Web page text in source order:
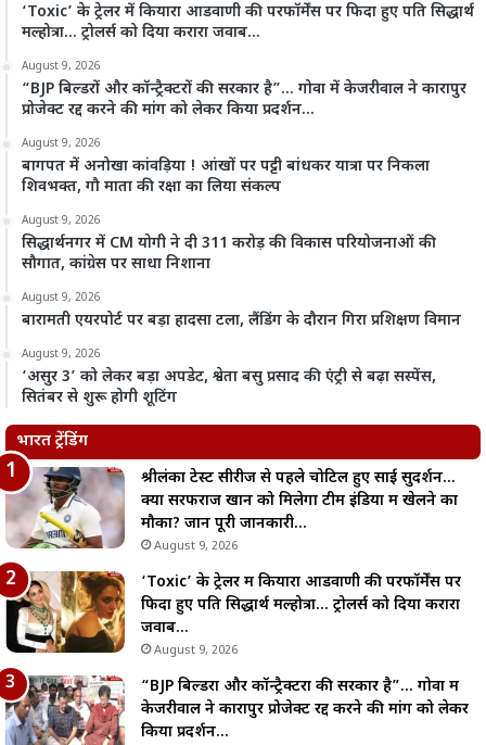
‘Toxic’ के ट्रेलर में कियारा आडवाणी की परफॉर्मेंस पर फिदा हुए पति सिद्धार्थ
मल्होत्रा… ट्रोलर्स को दिया करारा जवाब…
August 9, 2026
“BJP बिल्डरों और कॉन्ट्रैक्टरों की सरकार है”… गोवा में केजरीवाल ने कारापुर
प्रोजेक्ट रद्द करने की मांग को लेकर किया प्रदर्शन…
August 9, 2026
बागपत में अनोखा कांवड़िया ! आंखों पर पट्टी बांधकर यात्रा पर निकला
शिवभक्त, गौ माता की रक्षा का लिया संकल्प
August 9, 2026
सिद्धार्थनगर में CM योगी ने दी 311 करोड़ की विकास परियोजनाओं की
सौगात, कांग्रेस पर साधा निशाना
August 9, 2026
बारामती एयरपोर्ट पर बड़ा हादसा टला, लैंडिंग के दौरान गिरा प्रशिक्षण विमान
August 9, 2026
‘असुर 3’ को लेकर बड़ा अपडेट, श्वेता बसु प्रसाद की एंट्री से बढ़ा सस्पेंस,
सितंबर से शुरू होगी शूटिंग
भारत ट्रेंडिंग
श्रीलंका टेस्ट सीरीज से पहले चोटिल हुए साई सुदर्शन…
क्या सरफराज खान को मिलेगा टीम इंडिया में खेलने का
मौका? जानें पूरी जानकारी…
August 9, 2026
‘Toxic’ के ट्रेलर में कियारा आडवाणी की परफॉर्मेंस पर
फिदा हुए पति सिद्धार्थ मल्होत्रा… ट्रोलर्स को दिया करारा
जवाब…
August 9, 2026
“BJP बिल्डरों और कॉन्ट्रैक्टरों की सरकार है”… गोवा में
केजरीवाल ने कारापुर प्रोजेक्ट रद्द करने की मांग को लेकर
किया प्रदर्शन…